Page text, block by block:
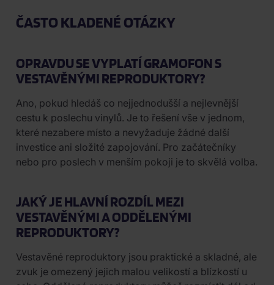
ČASTO KLADENÉ OTÁZKY
OPRAVDU SE VYPLATÍ GRAMOFON S
VESTAVĚNÝMI REPRODUKTORY?
Ano, pokud hledáš co nejjednodušší a nejlevnější
cestu k poslechu vinylů. Je to řešení vše v jednom,
které nezabere místo a nevyžaduje žádné další
investice ani složité zapojování. Pro začátečníky
nebo pro poslech v menším pokoji je to skvělá volba.
JAKÝ JE HLAVNÍ ROZDÍL MEZI
VESTAVĚNÝMI A ODDĚLENÝMI
REPRODUKTORY?
Vestavěné reproduktory jsou praktické a skladné, ale
zvuk je omezený jejich malou velikostí a blízkostí u